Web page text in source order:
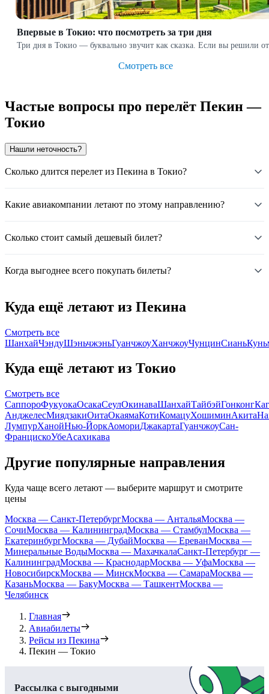
Впервые в Токио: что посмотреть за три дня
Три дня в Токио — буквально звучит как сказка. Если вы решили
Смотреть все
Частые вопросы про перелёт Пекин —
Токио
Нашли неточность?
Сколько длится перелет из Пекина в Токио?
Какие авиакомпании летают по этому направлению?
Сколько стоит самый дешевый билет?
Когда выгоднее всего покупать билеты?
Куда ещё летают из Пекина
Смотреть все
ШанхайЧэндуШэньчжэньГуанчжоуХанчжоуЧунцинСиань
Куда ещё летают из Токио
Смотреть все
СаппороФукуокаОсакаСеулОкинаваШанхайТайбэйГонконг
АнджелесМиядзакиОитаОкаямаКотиКомацуХошиминАкита
ЛумпурХанойНью-ЙоркАомориДжакартаГуанчжоуСан-
ФранцискоУбеАсахикава
Другие популярные направления
Куда чаще всего летают — выберите маршрут и смотрите
цены
Москва — Санкт-ПетербургМосква — АнтальяМосква —
СочиМосква — КалининградМосква — СтамбулМосква —
ЕкатеринбургМосква — ДубайМосква — ЕреванМосква —
Минеральные ВодыМосква — МахачкалаСанкт-Петербург —
КалининградМосква — КраснодарМосква — УфаМосква —
НовосибирскМосква — МинскМосква — СамараМосква —
КазаньМосква — БакуМосква — ТашкентМосква —
Челябинск
Главная
Авиабилеты
Рейсы из Пекина
Пекин — Токио
Рассылка с выгодными